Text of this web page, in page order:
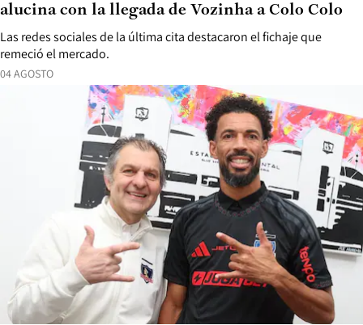
04 AGOSTO
Las redes sociales de la última cita destacaron el fichaje que
remeció el mercado.
alucina con la llegada de Vozinha a Colo Colo